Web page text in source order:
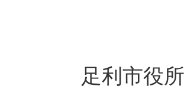
足利市役所